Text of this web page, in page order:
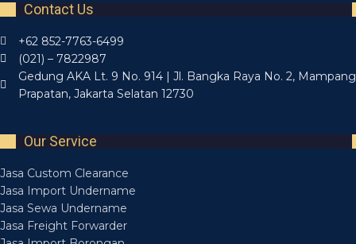
Contact Us
+62 852-7763-6499
(021) – 7822987
Gedung AKA Lt. 9 No. 914 | Jl. Bangka Raya No. 2, Mampang
Prapatan, Jakarta Selatan 12730
Our Service
Jasa Custom Clearance
Jasa Import Undername
Jasa Sewa Undername
Jasa Freight Forwarder